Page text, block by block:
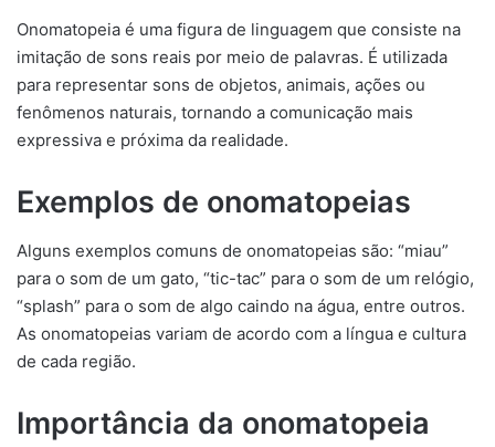
Onomatopeia é uma figura de linguagem que consiste na
imitação de sons reais por meio de palavras. É utilizada
para representar sons de objetos, animais, ações ou
fenômenos naturais, tornando a comunicação mais
expressiva e próxima da realidade.
Exemplos de onomatopeias
Alguns exemplos comuns de onomatopeias são: “miau”
para o som de um gato, “tic-tac” para o som de um relógio,
“splash” para o som de algo caindo na água, entre outros.
As onomatopeias variam de acordo com a língua e cultura
de cada região.
Importância da onomatopeia